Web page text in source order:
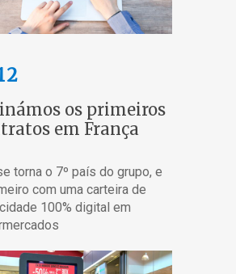
os primeiros
em França
torna o 7º país do grupo, e
com uma carteira de
100% digital em